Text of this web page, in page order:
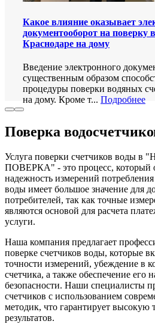
Какое влияние оказывает
документооборот на поверку
Краснодаре на дому
Введение электронного
существенным образом
процедуры поверки водяных
на дому. Кроме т... Подробнее
Поверка
Услуга поверки счетчиков воды
ПОВЕРКА" - это процесс, который
надежность измерений
воды имеет большое значение для
потребителей, так как точные
являются основой для расчета
услуги.
Наша компания предлагает
поверке счетчиков воды, которые
точности измерений, убеждение в
счетчика, а также обеспечение его
безопасности. Наши специалисты
счетчиков с использованием
методик, что гарантирует высокую
результатов.